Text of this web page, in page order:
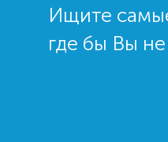
Ищите
где бы Вы